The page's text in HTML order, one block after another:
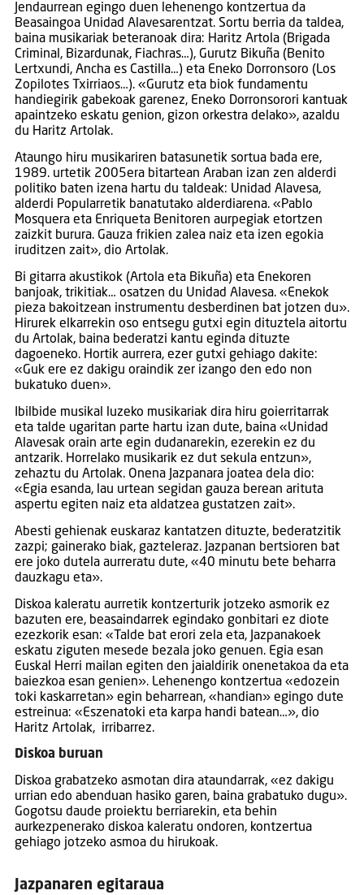
Jendaurrean egingo duen lehenengo kontzertua da
Beasaingoa Unidad Alavesarentzat. Sortu berria da taldea,
baina musikariak beteranoak dira: Haritz Artola (Brigada
Criminal, Bizardunak, Fiachras…), Gurutz Bikuña (Benito
Lertxundi, Ancha es Castilla…) eta Eneko Dorronsoro (Los
Zopilotes Txirriaos…). «Gurutz eta biok fundamentu
handiegirik gabekoak garenez, Eneko Dorronsorori kantuak
apaintzeko eskatu genion, gizon orkestra delako», azaldu
du Haritz Artolak.
Ataungo hiru musikariren batasunetik sortua bada ere,
1989. urtetik 2005era bitartean Araban izan zen alderdi
politiko baten izena hartu du taldeak: Unidad Alavesa,
alderdi Popularretik banatutako alderdiarena. «Pablo
Mosquera eta Enriqueta Benitoren aurpegiak etortzen
zaizkit burura. Gauza frikien zalea naiz eta izen egokia
iruditzen zait», dio Artolak.
Bi gitarra akustikok (Artola eta Bikuña) eta Enekoren
banjoak, trikitiak… osatzen du Unidad Alavesa. «Enekok
pieza bakoitzean instrumentu desberdinen bat jotzen du».
Hirurek elkarrekin oso entsegu gutxi egin dituztela aitortu
du Artolak, baina bederatzi kantu eginda dituzte
dagoeneko. Hortik aurrera, ezer gutxi gehiago dakite:
«Guk ere ez dakigu oraindik zer izango den edo non
bukatuko duen».
Ibilbide musikal luzeko musikariak dira hiru goierritarrak
eta talde ugaritan parte hartu izan dute, baina «Unidad
Alavesak orain arte egin dudanarekin, ezerekin ez du
antzarik. Horrelako musikarik ez dut sekula entzun»,
zehaztu du Artolak. Onena Jazpanara joatea dela dio:
«Egia esanda, lau urtean segidan gauza berean arituta
aspertu egiten naiz eta aldatzea gustatzen zait».
Abesti gehienak euskaraz kantatzen dituzte, bederatzitik
zazpi; gainerako biak, gazteleraz. Jazpanan bertsioren bat
ere joko dutela aurreratu dute, «40 minutu bete beharra
dauzkagu eta».
Diskoa kaleratu aurretik kontzerturik jotzeko asmorik ez
bazuten ere, beasaindarrek egindako gonbitari ez diote
ezezkorik esan: «Talde bat erori zela eta, Jazpanakoek
eskatu ziguten mesede bezala joko genuen. Egia esan
Euskal Herri mailan egiten den jaialdirik onenetakoa da eta
baiezkoa esan genien». Lehenengo kontzertua «edozein
toki kaskarretan» egin beharrean, «handian» egingo dute
estreinua: «Eszenatoki eta karpa handi batean…», dio
Haritz Artolak, irribarrez.
Diskoa buruan
Diskoa grabatzeko asmotan dira ataundarrak, «ez dakigu
urrian edo abenduan hasiko garen, baina grabatuko dugu».
Gogotsu daude proiektu berriarekin, eta behin
aurkezpenerako diskoa kaleratu ondoren, kontzertua
gehiago jotzeko asmoa du hirukoak.
Jazpanaren egitaraua